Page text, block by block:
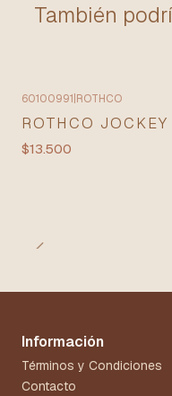
También
60100991 ROTHCO
ROTHCO
$13.500
Información
Términos y Condiciones
Contacto